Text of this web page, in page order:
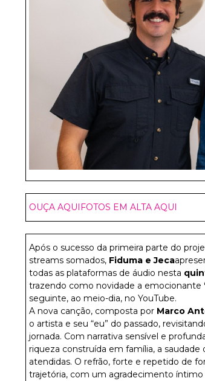
OUÇA AQUIFOTOS EM ALTA AQUI
Após o sucesso da primeira parte do
streams somados, Fiduma e Jeca
todas as plataformas de áudio nesta
trazendo como novidade a emocionante
seguinte, ao meio-dia, no YouTube.
A nova canção, composta por Marco
o artista e seu “eu” do passado,
jornada. Com narrativa sensível e
riqueza construída em família, a
atendidas. O refrão, forte e repetido de
trajetória, com um agradecimento íntimo